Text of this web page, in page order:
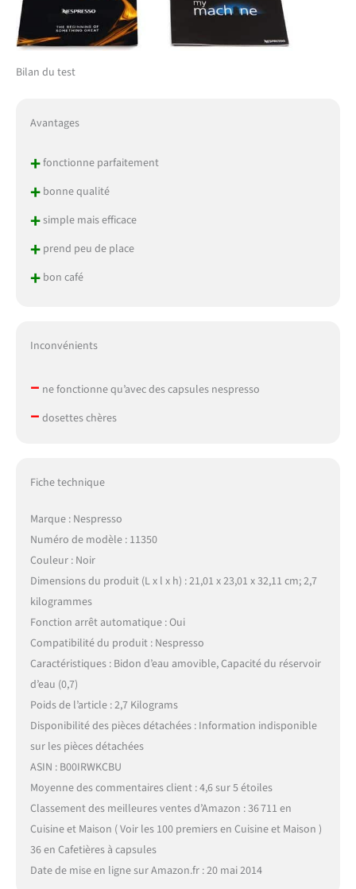
Bilan du test
Avantages
+fonctionne parfaitement
+bonne qualité
+simple mais efficace
+prend peu de place
+bon café
Inconvénients
– ne fonctionne qu’avec des capsules nespresso
– dosettes chères
Fiche technique
Marque : Nespresso
Numéro de modèle : 11350
Couleur : Noir
Dimensions du produit (L x l x h) : 21,01 x 23,01 x 32,11 cm; 2,7
kilogrammes
Fonction arrêt automatique : Oui
Compatibilité du produit : Nespresso
Caractéristiques : Bidon d’eau amovible, Capacité du réservoir
d’eau (0,7)
Poids de l’article : 2,7 Kilograms
Disponibilité des pièces détachées : Information indisponible
sur les pièces détachées
ASIN : B00IRWKCBU
Moyenne des commentaires client : 4,6 sur 5 étoiles
Classement des meilleures ventes d’Amazon : 36 711 en
Cuisine et Maison ( Voir les 100 premiers en Cuisine et Maison )
36 en Cafetières à capsules
Date de mise en ligne sur Amazon.fr : 20 mai 2014